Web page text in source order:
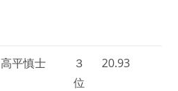
高平慎士
３
位
20.93